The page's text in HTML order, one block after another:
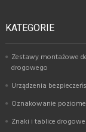
KATEGORIE
Zestawy montażowe
drogowego
Urządzenia
Oznakowanie
Znaki i tablice drogowe